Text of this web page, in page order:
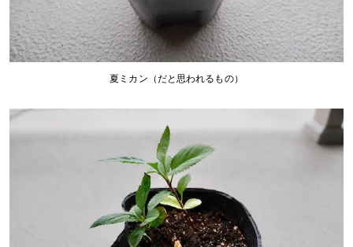
夏ミカン（だと思われるもの）